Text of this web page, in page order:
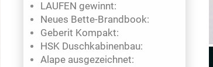
LAUFEN gewinnt:
Neues Bette-Brandbook:
Geberit Kompakt:
HSK Duschkabinenbau:
Alape ausgezeichnet: